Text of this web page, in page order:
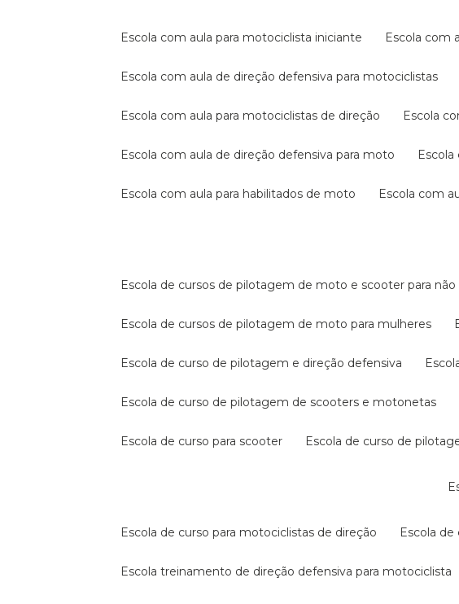
escola com aula para motociclista iniciante escola
escola com aula de direção defensiva para motociclistas
escola com aula para motociclistas de direção escola
escola com aula de direção defensiva para moto
escola com aula para habilitados de moto escola com
escola de cursos de pilotagem de moto e scooter para
escola de cursos de pilotagem de moto para mulheres
escola de curso de pilotagem e direção defensiva
escola de curso de pilotagem de scooters e motonetas
escola de curso para scooter escola de curso de
escola de curso para motociclistas de direção escola
escola treinamento de direção defensiva para motociclista